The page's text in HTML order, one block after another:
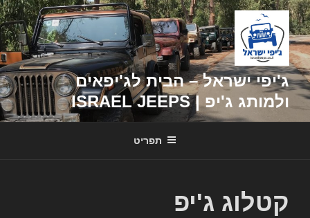
דילוג
לתוכן
ג'יפי ישראל – הבית לג'יפאים
ולמותג ג'יפ | ISRAEL JEEPS
תפריט
קטלוג ג'יפ